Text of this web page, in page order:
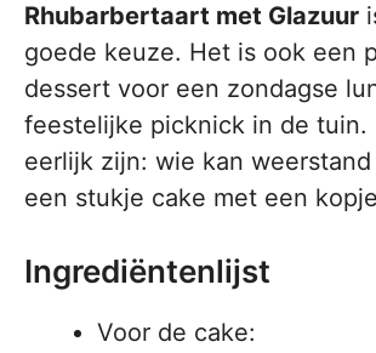
Rhubarbertaart met Glazuur
goede keuze. Het is ook een
dessert voor een zondagse
feestelijke picknick in de tuin.
eerlijk zijn: wie kan
een stukje cake met een
Ingrediëntenlijst
Voor de cake: